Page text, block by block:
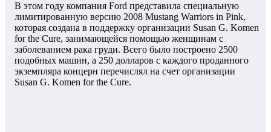
В этом году компания Ford представила специальную
лимитированную версию 2008 Mustang Warriors in Pink,
которая создана в поддержку организации Susan G. Komen
for the Cure, занимающейся помощью женщинам с
заболеванием рака груди. Всего было построено 2500
подобных машин, а 250 долларов с каждого проданного
экземпляра концерн перечислял на счет организации
Susan G. Komen for the Cure.